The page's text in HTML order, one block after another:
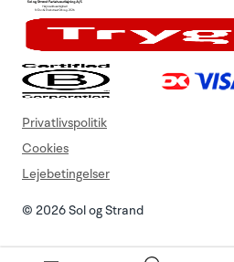
© 2026 Sol og Strand
Privatlivspolitik
Cookies
Lejebetingelser